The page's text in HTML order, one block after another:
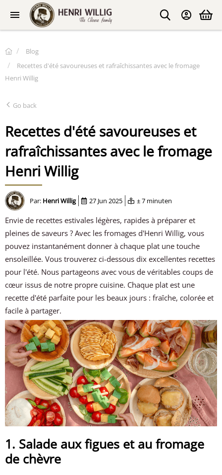
Blog
Recettes d'été savoureuses et rafraîchissantes avec le fromage
Henri Willig
Go back
Recettes d'été savoureuses et
rafraîchissantes avec le fromage
Henri Willig
Par: Henri Willig 27 Jun 2025 ± 7 minuten
Envie de recettes estivales légères, rapides à préparer et
pleines de saveurs ? Avec les fromages d'Henri Willig, vous
pouvez instantanément donner à chaque plat une touche
ensoleillée. Vous trouverez ci-dessous dix excellentes recettes
pour l'été. Nous partageons avec vous de véritables coups de
cœur issus de notre propre cuisine. Chaque plat est une
recette d'été parfaite pour les beaux jours : fraîche, colorée et
facile à partager.
1. Salade aux figues et au fromage
de chèvre